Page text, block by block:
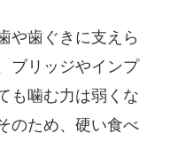
や歯ぐきに支えら
ブリッジやインプ
も噛む力は弱くな
のため、硬い食べ